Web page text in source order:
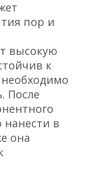
пор и
высокую
к
После
нанести в
она